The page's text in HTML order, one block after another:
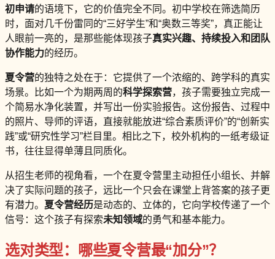
初申请的语境下，它的价值完全不同。初中学校在筛选简历
时，面对几千份雷同的“三好学生”和“奥数三等奖”，真正能让
人眼前一亮的，是那些能体现孩子真实兴趣、持续投入和团队
协作能力的经历。
夏令营的独特之处在于：它提供了一个浓缩的、跨学科的真实
场景。比如一个为期两周的科学探索营，孩子需要独立完成一
个简易水净化装置，并写出一份实验报告。这份报告、过程中
的照片、导师的评语，直接就能放进“综合素质评价”的“创新实
践”或“研究性学习”栏目里。相比之下，校外机构的一纸考级证
书，往往显得单薄且同质化。
从招生老师的视角看，一个在夏令营里主动担任小组长、并解
决了实际问题的孩子，远比一个只会在课堂上背答案的孩子更
有潜力。 夏令营经历是动态的、立体的，它向学校传递了一个
信号：这个孩子有探索未知领域的勇气和基本能力。
选对类型：哪些夏令营最“加分”？